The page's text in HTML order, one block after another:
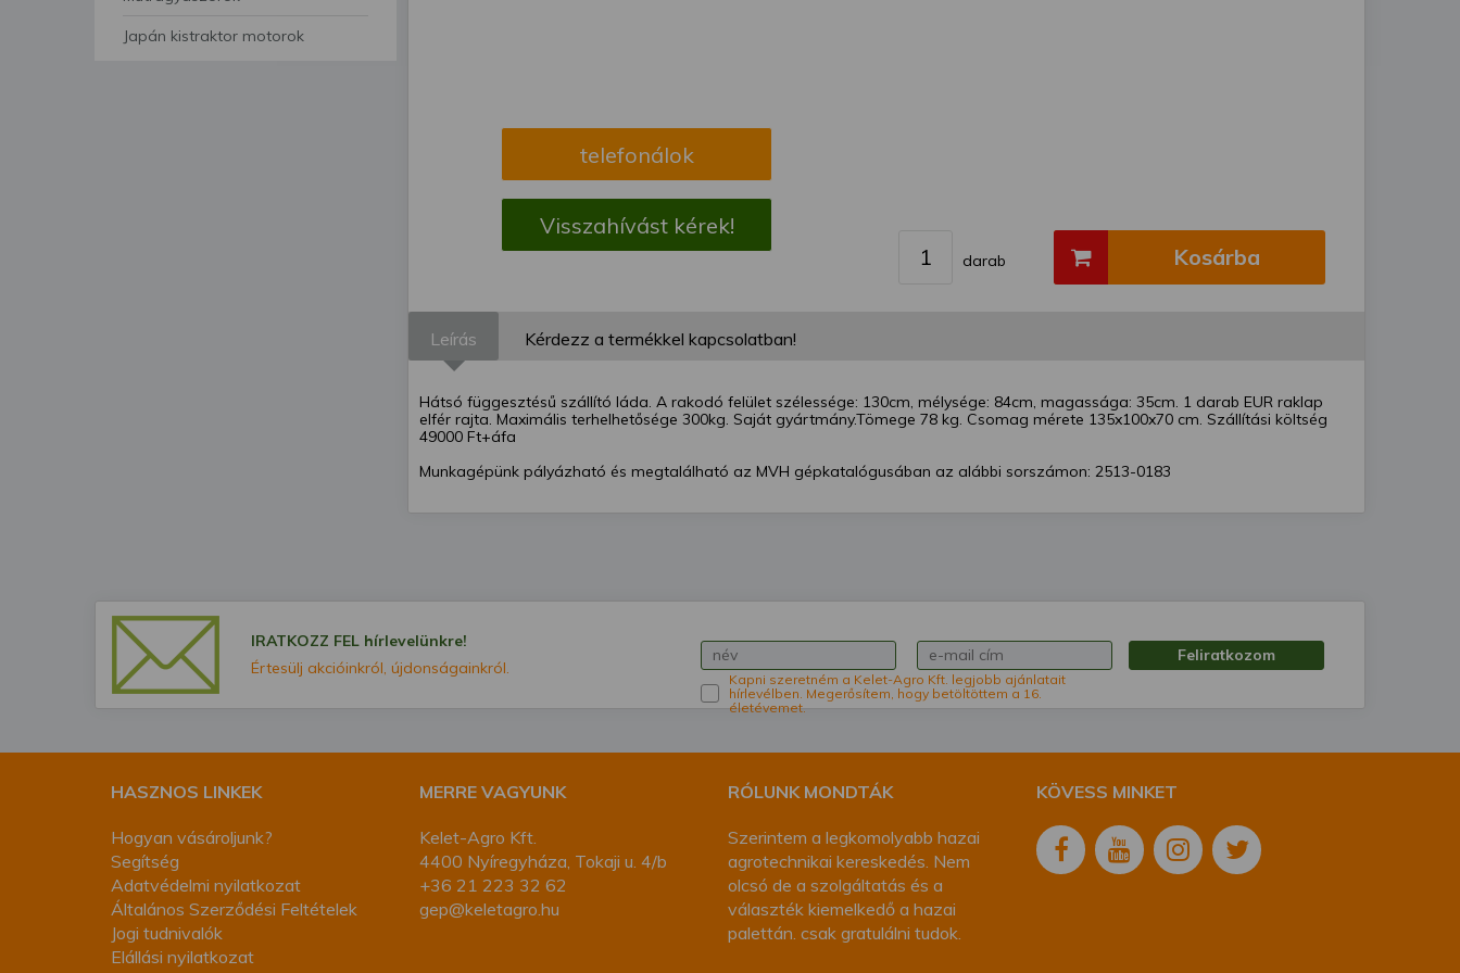
Japán kistraktor motorok
telefonálok
Visszahívást kérek!
darab Kosárba
Leírás Kérdezz a termékkel kapcsolatban!
Hátsó függesztésű szállító láda. A rakodó felület szélessége: 130cm, mélysége: 84cm, magassága: 35cm. 1 darab EUR raklap
elfér rajta. Maximális terhelhetősége 300kg. Saját gyártmány.Tömege 78 kg. Csomag mérete 135x100x70 cm. Szállítási költség
49000 Ft+áfa
Munkagépünk pályázható és megtalálható az MVH gépkatalógusában az alábbi sorszámon: 2513-0183
IRATKOZZ FEL hírlevelünkre!
Értesülj akcióinkról, újdonságainkról.
Kapni szeretném a Kelet-Agro Kft. legjobb ajánlatait
hírlevélben. Megerősítem, hogy betöltöttem a 16.
életévemet.
Feliratkozom
HASZNOS LINKEK
Hogyan vásároljunk?
Segítség
Adatvédelmi nyilatkozat
Általános Szerződési Feltételek
Jogi tudnivalók
Elállási nyilatkozat
MERRE VAGYUNK
Kelet-Agro Kft.
4400 Nyíregyháza, Tokaji u. 4/b
+36 21 223 32 62
gep@keletagro.hu
RÓLUNK MONDTÁK
Szerintem a legkomolyabb hazai
agrotechnikai kereskedés. Nem
olcsó de a szolgáltatás és a
választék kiemelkedő a hazai
palettán. csak gratulálni tudok.
KÖVESS MINKET